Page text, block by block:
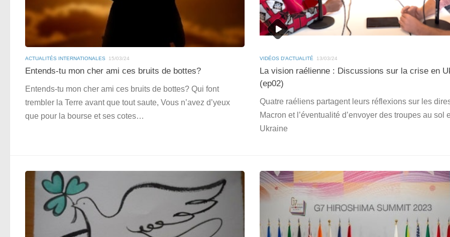
ACTUALITÉS INTERNATIONALES 15/03/24
Entends-tu mon cher ami ces bruits de bottes?
Entends-tu mon cher ami ces bruits de bottes? Qui font
trembler la Terre avant que tout saute, Vous n’avez d’yeux
que pour la bourse et ses cotes…
VIDÉOS D'ACTUALITÉ 13/03/24
La vision raélienne : Discussions sur la crise en
(ep02)
Quatre raéliens partagent leurs réflexions sur les
Macron et l’éventualité d’envoyer des troupes au sol
Ukraine